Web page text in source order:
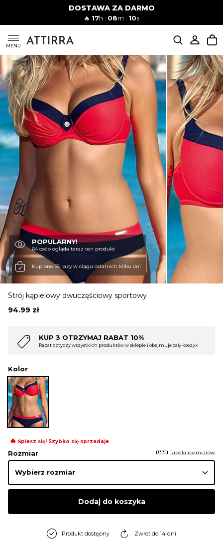
DOSTAWA ZA DARMO
🔥 17h : 08m : 09s
MENU
Mężczyźni
SUKIENKI
KOMPLETY
KOMBINEZONY
DÓŁ DAMSKIE
STROJE KĄPIELOWE
BLUZKI
OBUWIE
BIELIZNA
SWETRY
OKRYCIA WIERZCHNIE
POPULARNY!
64 osób ogląda teraz ten produkt
Kupione 55 razy w ciągu ostatnich kilku dni
Strój kąpielowy dwuczęściowy sportowy
94.99 zł
cały koszyk
KUP 4 OTRZYMAJ RABAT 15%
Rabat dotyczy wszystkich produktów w sklepie i obejmuje
Kolor
🔥 Śpiesz się! Szybko się sprzedaje
Rozmiar Tabela rozmiarów
Dodaj do koszyka
Produkt dostępny Zwrot do 14 dni